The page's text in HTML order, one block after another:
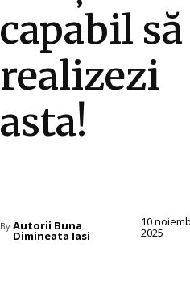
capabil să
realizezi
asta!
By Autorii Buna
Dimineata Iasi
10
2025